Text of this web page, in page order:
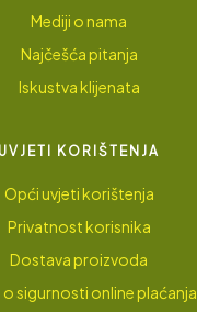
Mediji o nama
Najčešća pitanja
Iskustva klijenata
UVJETI KORIŠTENJA
Opći uvjeti korištenja
Privatnost korisnika
Dostava proizvoda
o sigurnosti online plaćanja